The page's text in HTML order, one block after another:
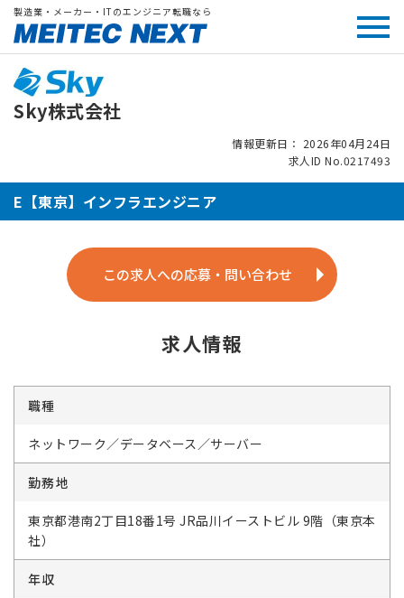
製造業・メーカー・ITのエンジニア転職なら
Sky株式会社
情報更新日： 2026年04月24日
求人ID No.0217493
E【東京】インフラエンジニア
この求人への応募・問い合わせ
求人情報
職種
ネットワーク／データベース／サーバー
勤務地
東京都港南2丁目18番1号 JR品川イーストビル 9階（東京本
社）
年収